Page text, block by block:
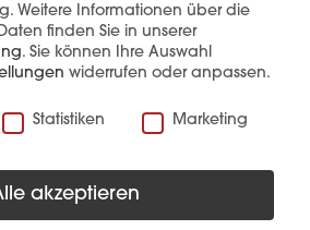
Weitere Informationen über die
finden Sie in unserer
. Sie können Ihre Auswahl
widerrufen oder anpassen.
Statistiken Marketing
akzeptieren